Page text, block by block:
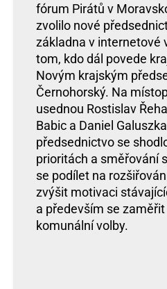
fórum Pirátů v
zvolilo nové
základna v internetové
tom, kdo dál povede
Novým krajským
Černohorský. Na
usednou Rostislav
Babic a Daniel
předsednictvo se
prioritách a směřování
se podílet na
zvýšit motivaci
a především se
komunální volby.